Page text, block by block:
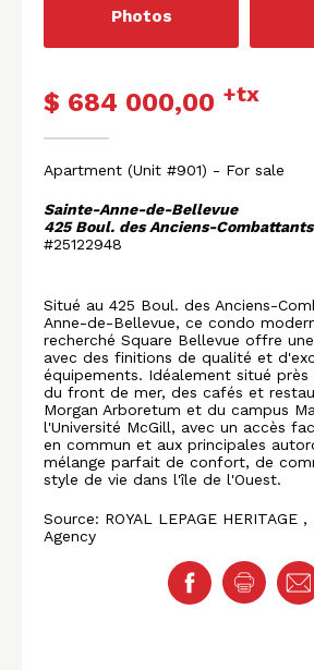
Photos
$ 684 000,00 +tx
Apartment (Unit #901) - For sale
Sainte-Anne-de-Bellevue
425 Boul. des Anciens-Combattants
#25122948
Situé au 425 Boul. des Anciens-
Anne-de-Bellevue, ce condo
recherché Square Bellevue offre
avec des finitions de qualité et
équipements. Idéalement situé
du front de mer, des cafés et
Morgan Arboretum et du campus
l'Université McGill, avec un accès
en commun et aux principales
mélange parfait de confort, de
style de vie dans l'île de l'Ouest.
Source: ROYAL LEPAGE HERITAGE
Agency